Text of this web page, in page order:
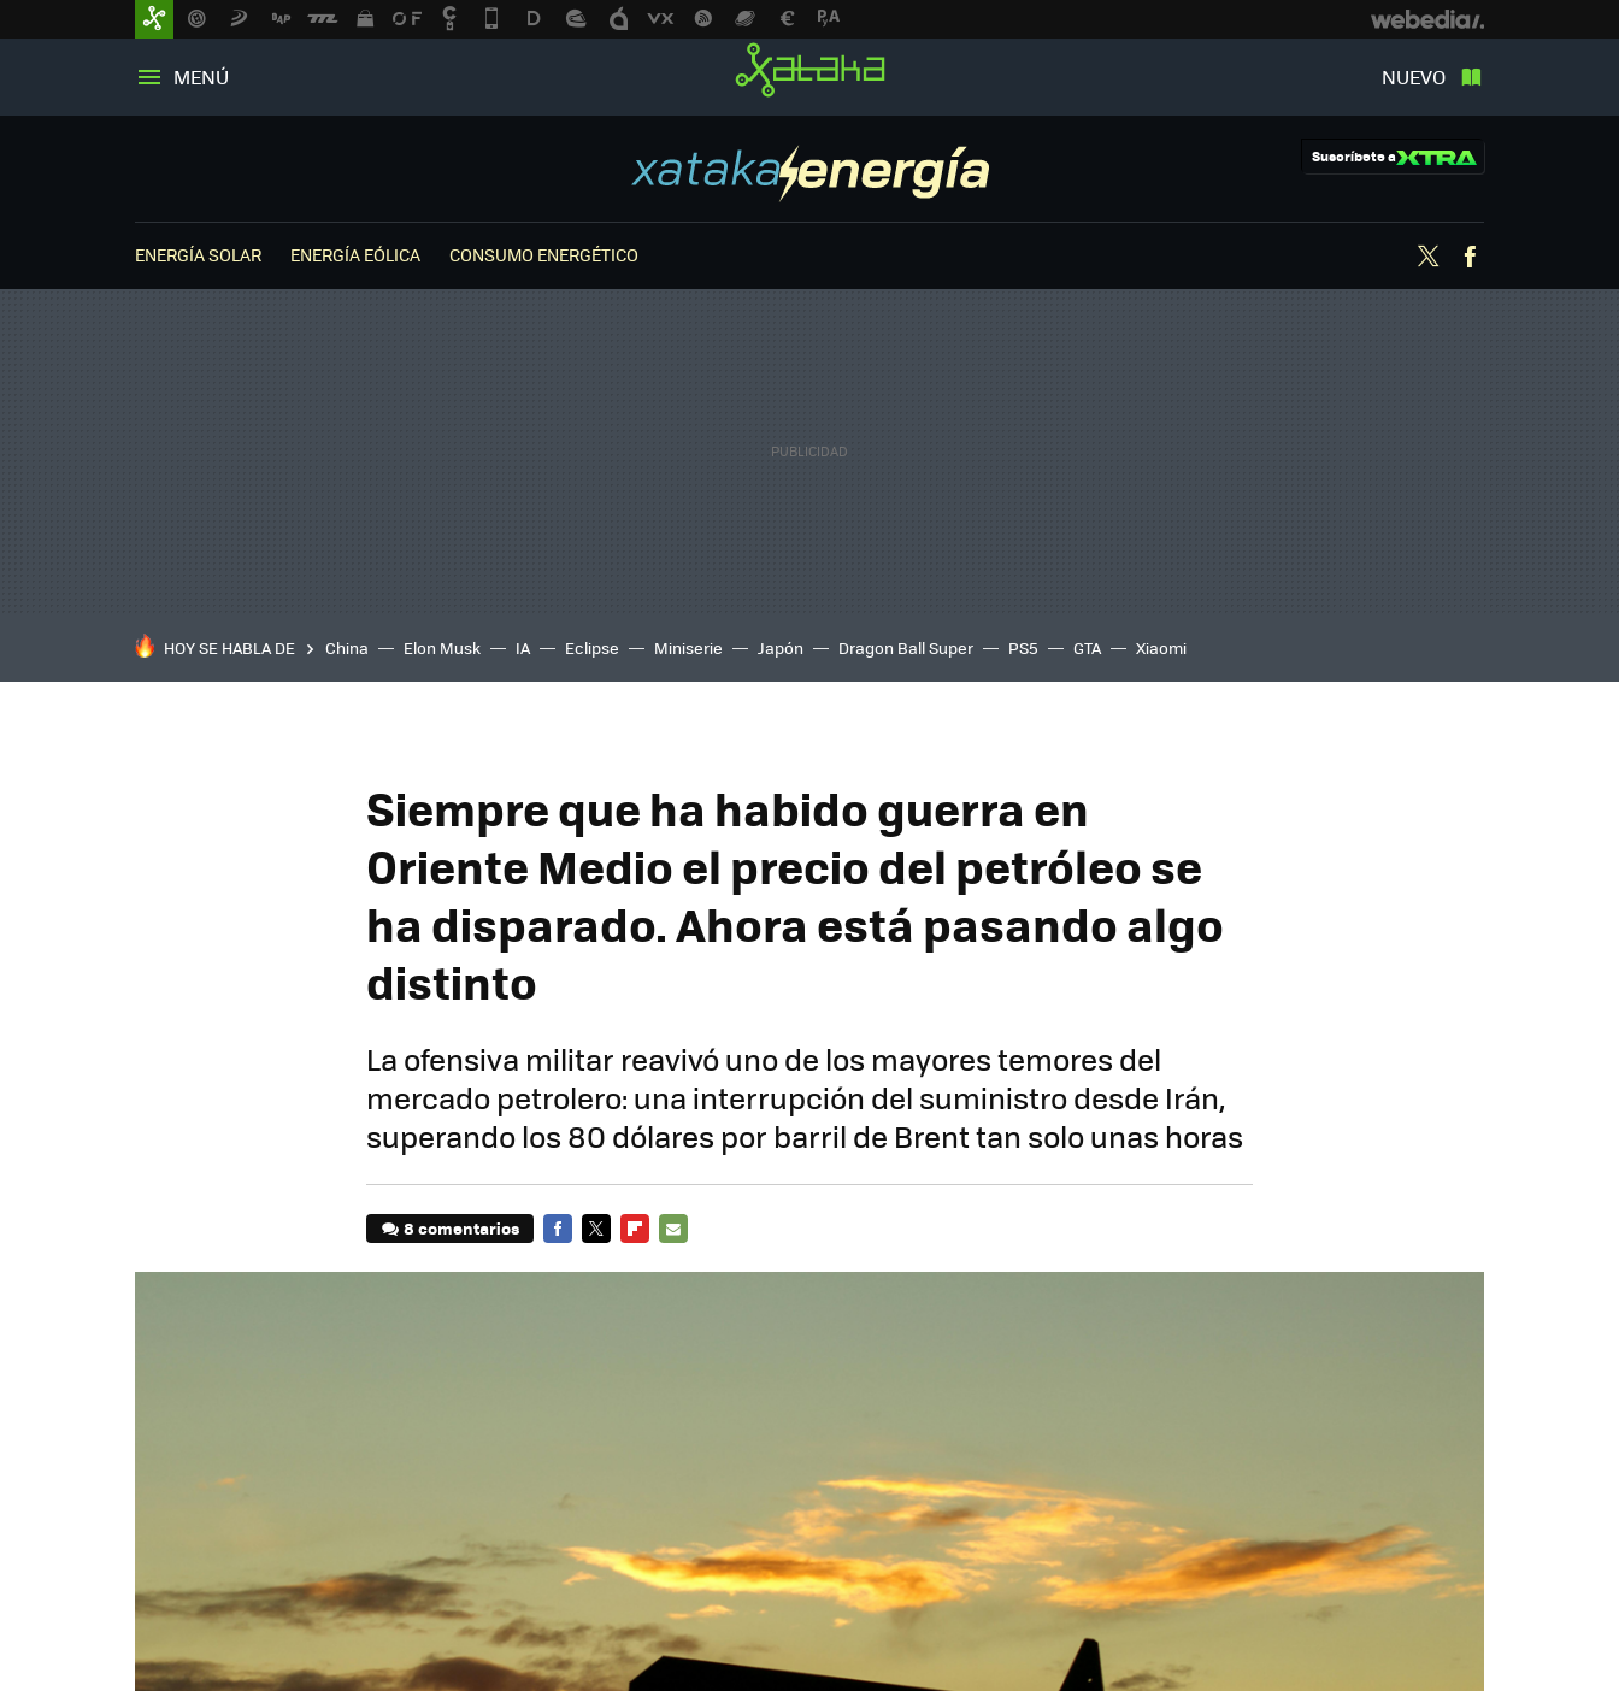
MENÚ NUEVO
Suscríbete a
ENERGÍA SOLAR ENERGÍA EÓLICA CONSUMO ENERGÉTICO Twitter
HOY SE HABLA DE China Elon Musk IA Eclipse Miniserie Japón Dragon Ball Super PS5 GTA Xiaomi
Siempre que ha habido guerra en
Oriente Medio el precio del petróleo se
ha disparado. Ahora está pasando algo
distinto
La ofensiva militar reavivó uno de los mayores temores del
mercado petrolero: una interrupción del suministro desde Irán,
superando los 80 dólares por barril de Brent tan solo unas horas
8 comentarios